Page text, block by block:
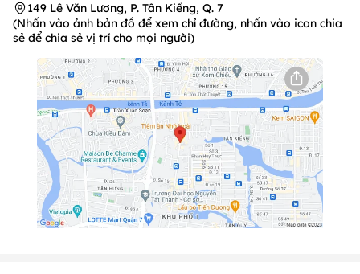
149 Lê Văn Lương, P. Tân Kiểng, Q. 7
(Nhấn vào ảnh bản đồ để xem chỉ đường, nhấn vào icon chia
sẻ để chia sẻ vị trí cho mọi người)